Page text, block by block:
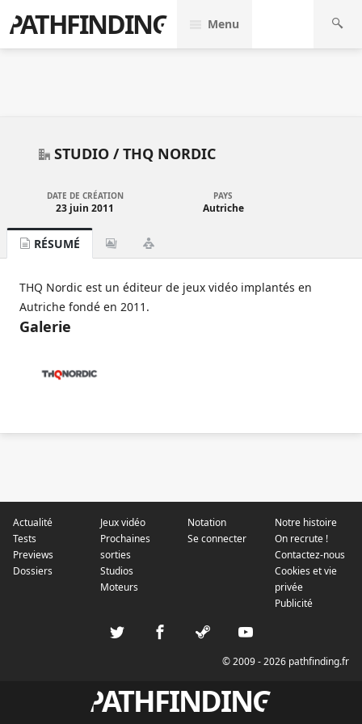
PATHFINDING Menu
STUDIO /THQ NORDIC
DATE DE CRÉATION
23 juin 2011
PAYS
Autriche
RÉSUMÉ
THQ Nordic est un éditeur de jeux vidéo implantés en
Autriche fondé en 2011.
Galerie
Actualité
Tests
Previews
Dossiers
Jeux vidéo
Prochaines
sorties
Studios
Moteurs
Notation
Se connecter
Notre histoire
On recrute !
Contactez-nous
Cookies et vie
privée
Publicité
© 2009 - 2026 pathfinding.fr
PATHFINDING